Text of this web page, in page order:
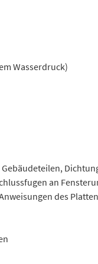
Wasserdruck)
an
des